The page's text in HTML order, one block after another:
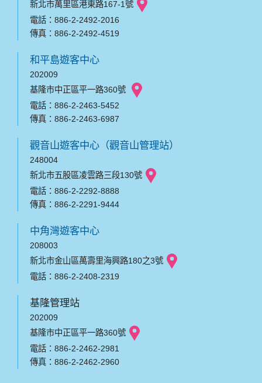
新北市萬里區港東路167-1號
電話：886-2-2492-2016
傳真：886-2-2492-4519
和平島遊客中心
202009
基隆市中正區平一路360號
電話：886-2-2463-5452
傳真：886-2-2463-6987
觀音山遊客中心（觀音山管理站）
248004
新北市五股區凌雲路三段130號
電話：886-2-2292-8888
傳真：886-2-2291-9444
中角灣遊客中心
208003
新北市金山區萬壽里海興路180之3號
電話：886-2-2408-2319
基隆管理站
202009
基隆市中正區平一路360號
電話：886-2-2462-2981
傳真：886-2-2462-2960